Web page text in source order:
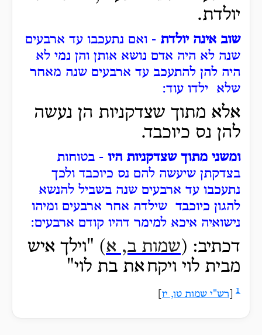
יולדת.
שוב אינה יולדת - ואם נתעכבו עד ארבעים
שנה לא היה אדם נושא אותן והן נמי לא
היה להן להתעכב עד ארבעים שנה מאחר
שלא ילדו עוד:
אלא מתוך שצדקניות הן נעשה
להן נס כיוכבד.
ומשני מתוך שצדקניות היו - בטוחות
בצדקתן שיעשה להם נס כיוכבד ולכך
נתעכבו עד ארבעים שנה בשביל להנשא
להגון כיוכבד שילדה אחר ארבעים ומיהו
נישואיה איכא למימר דהיו קודם ארבעים:
דכתיב: (שמות ב, א) "וילך איש
מבית לוי ויקחאת בת לוי"
1 רש"י שמות טו, יז